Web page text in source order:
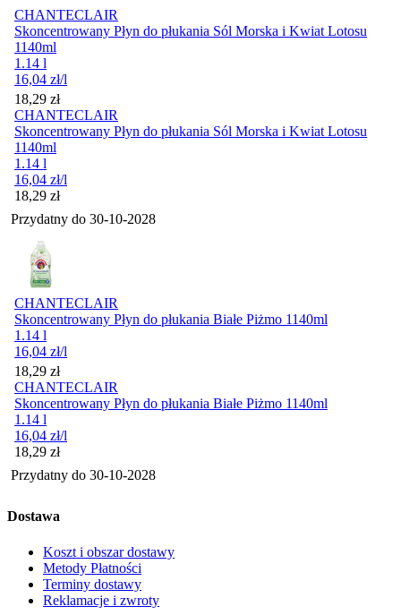
CHANTECLAIR
Skoncentrowany Płyn do płukania Sól Morska i Kwiat Lotosu
1140ml
1.14 l
16,04 zł/l
Cena
18,29 zł
CHANTECLAIR
Skoncentrowany Płyn do płukania Sól Morska i Kwiat Lotosu
1140ml
1.14 l
16,04 zł/l
Cena
18,29 zł
Przydatny do 30-10-2028
CHANTECLAIR
Skoncentrowany Płyn do płukania Białe Piżmo 1140ml
1.14 l
16,04 zł/l
Cena
18,29 zł
CHANTECLAIR
Skoncentrowany Płyn do płukania Białe Piżmo 1140ml
1.14 l
16,04 zł/l
Cena
18,29 zł
Przydatny do 30-10-2028
Dostawa
Koszt i obszar dostawy
Metody Płatności
Terminy dostawy
Reklamacje i zwroty